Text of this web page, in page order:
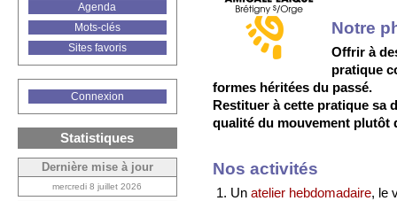
Notre
Offrir à
pratique
formes héritées du passé.
Restituer à cette pratique sa
qualité du mouvement plutôt
Nos activités
Un atelier hebdomadaire, le
Agenda
Mots-clés
Sites favoris
Connexion
Statistiques
Dernière mise à jour
mercredi 8 juillet 2026